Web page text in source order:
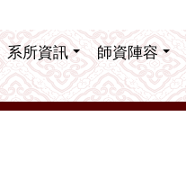
系所資訊 師資陣容